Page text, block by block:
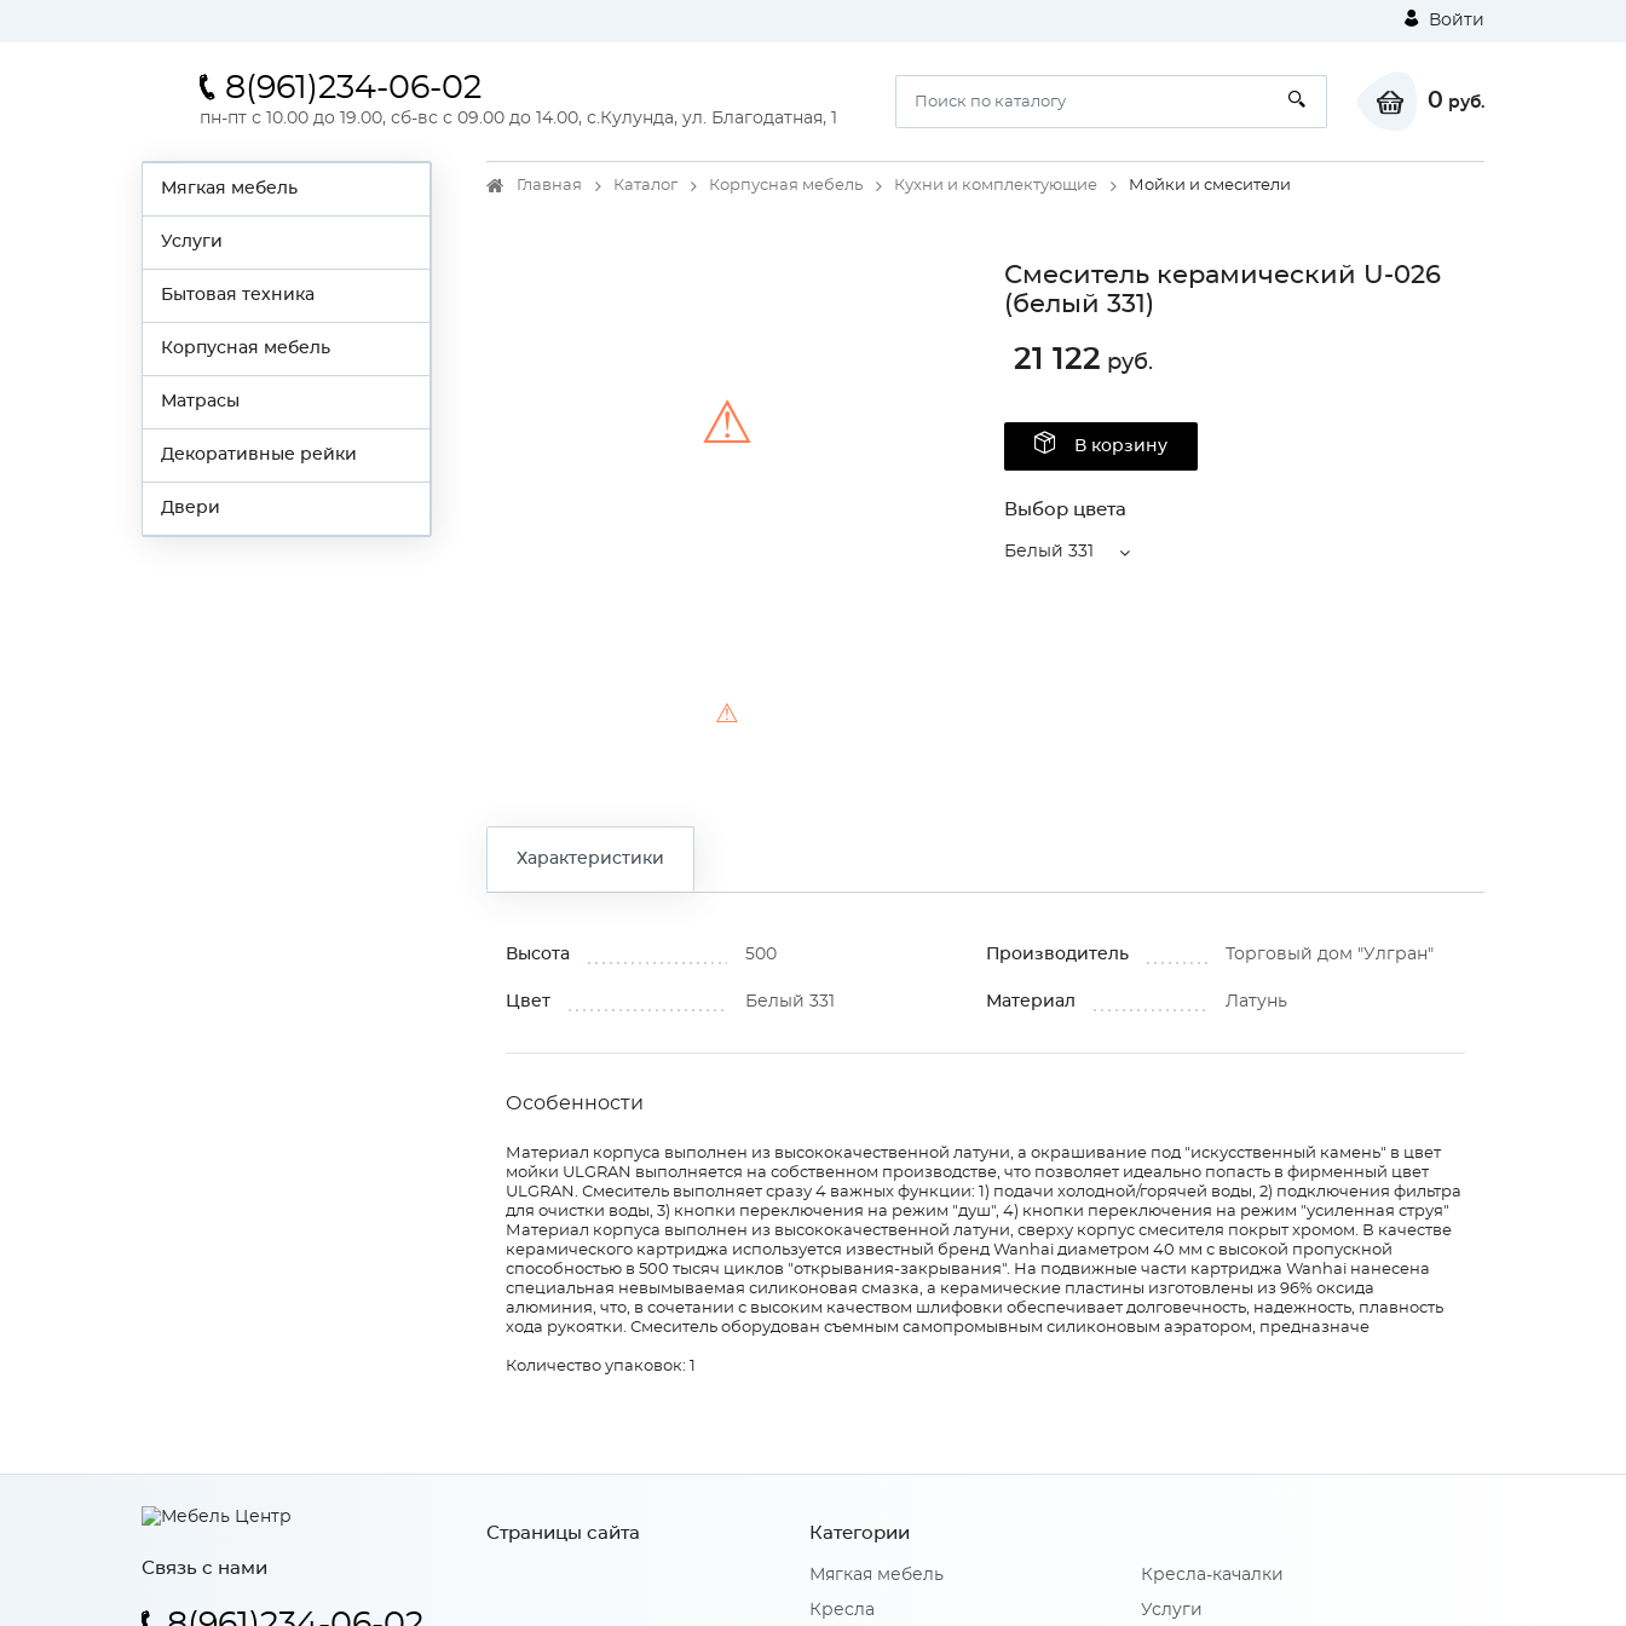
Войти
8(961)234-06-02
пн-пт с 10.00 до 19.00, сб-вс с 09.00 до 14.00, с.Кулунда, ул. Благодатная, 1
0 руб.
Мягкая мебель
Услуги
Бытовая техника
Корпусная мебель
Матрасы
Декоративные рейки
Двери
Главная Каталог Корпусная мебель Кухни и комплектующие Мойки и смесители
⚠
⚠
Смеситель керамический U-026
(белый 331)
21 122 руб.
В корзину
Выбор цвета
Белый 331
Характеристики
Высота 500 Производитель Торговый дом "Улгран"
Цвет Белый 331 Материал Латунь
Особенности
Материал корпуса выполнен из высококачественной латуни, а окрашивание под "искусственный камень" в цвет
мойки ULGRAN выполняется на собственном производстве, что позволяет идеально попасть в фирменный цвет
ULGRAN. Смеситель выполняет сразу 4 важных функции: 1) подачи холодной/горячей воды, 2) подключения фильтра
для очистки воды, 3) кнопки переключения на режим "душ", 4) кнопки переключения на режим "усиленная струя"
Материал корпуса выполнен из высококачественной латуни, сверху корпус смесителя покрыт хромом. В качестве
керамического картриджа используется известный бренд Wanhai диаметром 40 мм с высокой пропускной
способностью в 500 тысяч циклов "открывания-закрывания". На подвижные части картриджа Wanhai нанесена
специальная невымываемая силиконовая смазка, а керамические пластины изготовлены из 96% оксида
алюминия, что, в сочетании с высоким качеством шлифовки обеспечивает долговечность, надежность, плавность
хода рукоятки. Смеситель оборудован съемным самопромывным силиконовым аэратором, предназначе
Количество упаковок: 1
Связь с нами
Страницы сайта Категории
Мягкая мебель
Кресла
Кресла-качалки
Услуги